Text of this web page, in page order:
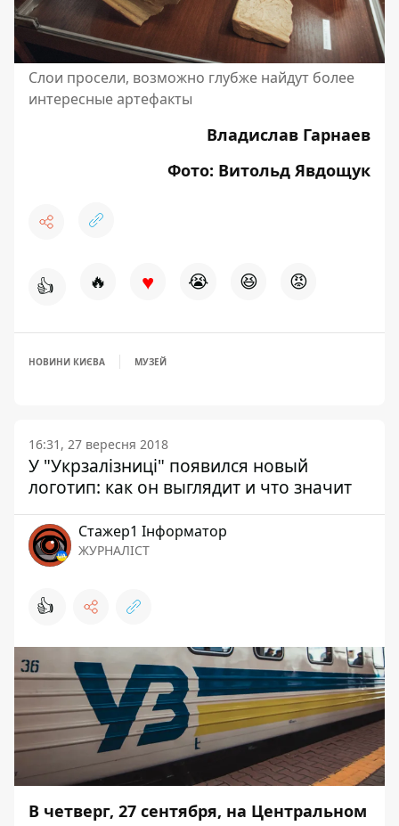
Слои просели, возможно глубже найдут более
интересные артефакты
Владислав Гарнаев
Фото: Витольд Явдощук
👍 🔥 ♥ 😭 😆 😡
НОВИНИ КИЄВА МУЗЕЙ
16:31, 27 вересня 2018
У "Укрзалізниці" появился новый
логотип: как он выглядит и что значит
Стажер1 Інформатор
ЖУРНАЛІСТ
👍
В четверг, 27 сентября, на Центральном